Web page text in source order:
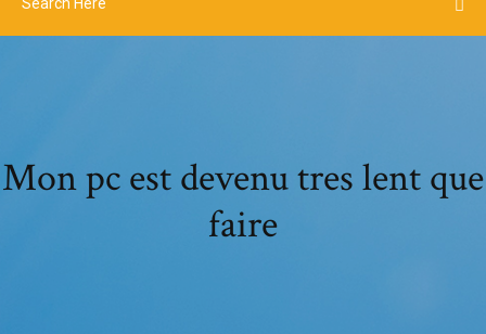
Mon pc est devenu tres lent que
faire